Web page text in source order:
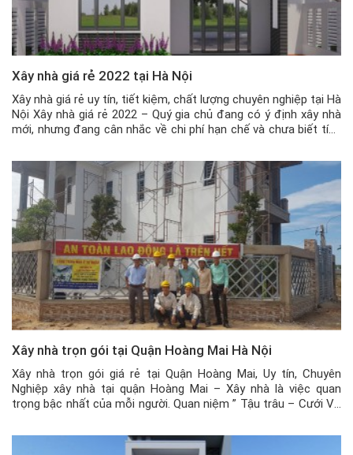
Xây nhà giá rẻ 2022 tại Hà Nội
Xây nhà giá rẻ uy tín, tiết kiệm, chất lượng chuyên nghiệp tại Hà
Nội Xây nhà giá rẻ 2022 – Quý gia chủ đang có ý định xây nhà
mới, nhưng đang cân nhắc về chi phí hạn chế và chưa biết tính
Xây nhà trọn gói tại Quận Hoàng Mai Hà Nội
Xây nhà trọn gói giá rẻ tại Quận Hoàng Mai, Uy tín, Chuyên
Nghiệp xây nhà tại quận Hoàng Mai – Xây nhà là việc quan
trọng bậc nhất của mỗi người. Quan niệm ” Tậu trâu – Cưới Vợ
nhà […]